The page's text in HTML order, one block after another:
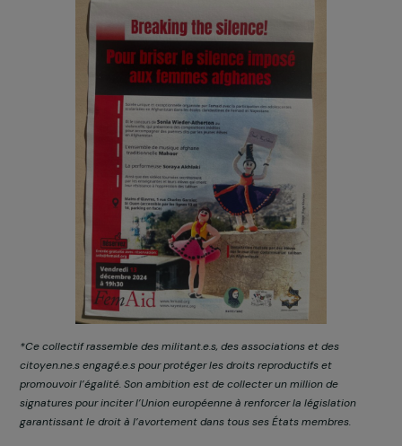
Carole Mann en conférence devants les collaboratrices et collaborateurs de
Carole Mann, présidente de l’association Femaid, a
une conférence sur la résilience des femmes afghanes
à l’oppression qu’elle vivent dans le contexte social
Elle a partagé des témoignages sur les cours
organisés pour les jeunes filles, illustrant leur courage
exceptionnel.
🎥 Découvrez leur histoire à travers cette
Une soirée spéciale, intitulée « Briser le silence imposé
femmes afghanes par les Talibans », sera organisée le 13
décembre 2024 à Mains d’Œuvres (Saint-Ouen).